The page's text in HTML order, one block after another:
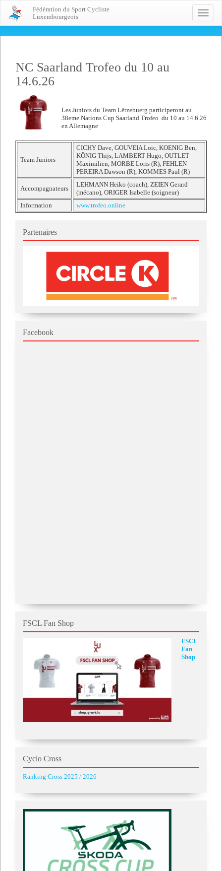
Toggle
Fédération du Sport Cycliste
Luxembourgeois
NC Saarland Trofeo du 10 au
14.6.26
Les Juniors du Team Lëtzebuerg participeront au
38eme Nations Cup Saarland Trofeo du 10 au 14.6.26
en Allemagne
Team Juniors
CICHY Dave, GOUVEIA Loic, KOENIG Ben,
KÖNIG Thijs, LAMBERT Hugo, OUTLET
Maximilien, MORBE Loris (R), FEHLEN
PEREIRA Dawson (R), KOMMES Paul (R)
Accompagnateurs
LEHMANN Heiko (coach), ZEIEN Gerard
(mécano), ORIGER Isabelle (soigneur)
Information
www.trofeo.online
Partenaires
Facebook
FSCL Fan Shop
FSCL
Fan
Shop
Cyclo Cross
Ranking Cross 2025 / 2026